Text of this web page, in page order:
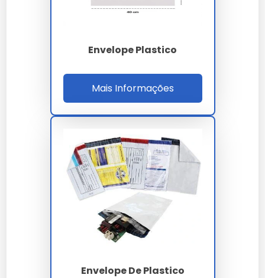
Os preços do envelope saco plástico variam de R$2,00
a R$10,00, dependendo do tamanho, material e
personalização. Fatores como espessura do plástico e
presença de bolha também influenciam o preço.
Onde Comprar
Os envelopes saco plástico estão disponíveis em lojas
de papelaria e online, como na DP Embalagens.
Envelope Saco Plasticopara mais opções.
Envelope Plastico
Mais Informações
Envelope De Plastico